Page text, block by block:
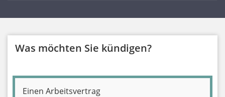
Was möchten Sie kündigen?
Einen Arbeitsvertrag